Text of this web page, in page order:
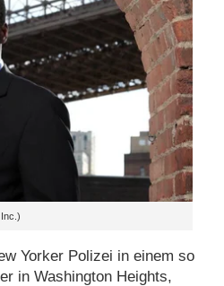
Yorker Polizei in einem so
in Washington Heights,